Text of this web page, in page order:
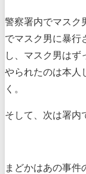
警察署内でマスク
でマスク男に暴行
し、マスク男はず
やられたのは本人
く。
そして、次は署内
まどかはあの事件